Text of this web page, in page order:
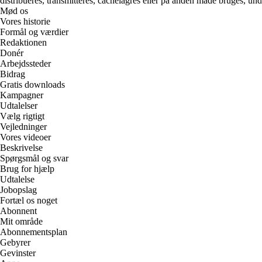
Mød os
Vores historie
Formål og værdier
Redaktionen
Donér
Arbejdssteder
Bidrag
Gratis downloads
Kampagner
Udtalelser
Vælg rigtigt
Vejledninger
Vores videoer
Beskrivelse
Spørgsmål og svar
Brug for hjælp
Udtalelse
Jobopslag
Fortæl os noget
Abonnent
Mit område
Abonnementsplan
Gebyrer
Gevinster